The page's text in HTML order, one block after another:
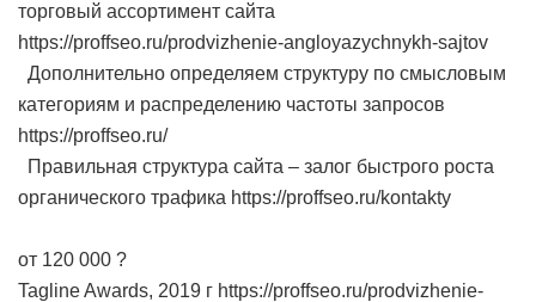
торговый ассортимент сайта
https://proffseo.ru/prodvizhenie-angloyazychnykh-sajtov
Дополнительно определяем структуру по смысловым
категориям и распределению частоты запросов
https://proffseo.ru/
Правильная структура сайта – залог быстрого роста
органического трафика https://proffseo.ru/kontakty
от 120 000 ?
Tagline Awards, 2019 г https://proffseo.ru/prodvizhenie-